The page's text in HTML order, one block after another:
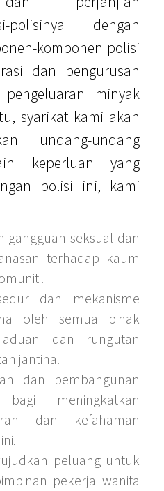
polisinya dengan
komponen polisi
dan pengurusan
minyak
syarikat kami akan
undang-undang
keperluan yang
polisi ini, kami
gangguan seksual dan
terhadap kaum
dan mekanisme
oleh semua pihak
dan rungutan
jantina.
dan pembangunan
meningkatkan
dan kefahaman
peluang untuk
pekerja wanita